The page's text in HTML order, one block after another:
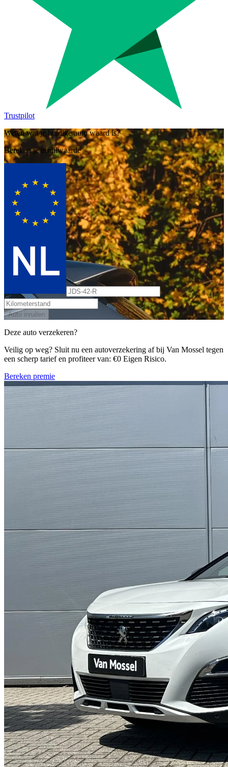
Trustpilot
Weten wat je huidige auto waard is?
Bereken je inruilwaarde
Auto inruilen
Deze auto verzekeren?
Veilig op weg? Sluit nu een autoverzekering af bij Van Mossel tegen
een scherp tarief en profiteer van: €0 Eigen Risico.
Bereken premie